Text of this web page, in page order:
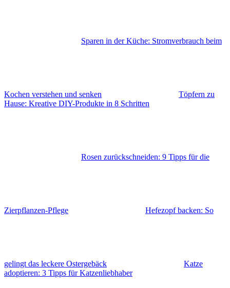
Sparen in der Küche: Stromverbrauch beim
Kochen verstehen und senken
Töpfern zu
Hause: Kreative DIY-Produkte in 8 Schritten
Rosen zurückschneiden: 9 Tipps für die
Zierpflanzen-Pflege Hefezopf backen: So
gelingt das leckere Ostergebäck
Katze
adoptieren: 3 Tipps für Katzenliebhaber